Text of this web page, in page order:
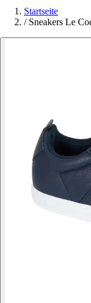
Startseite
/ Sneakers Le